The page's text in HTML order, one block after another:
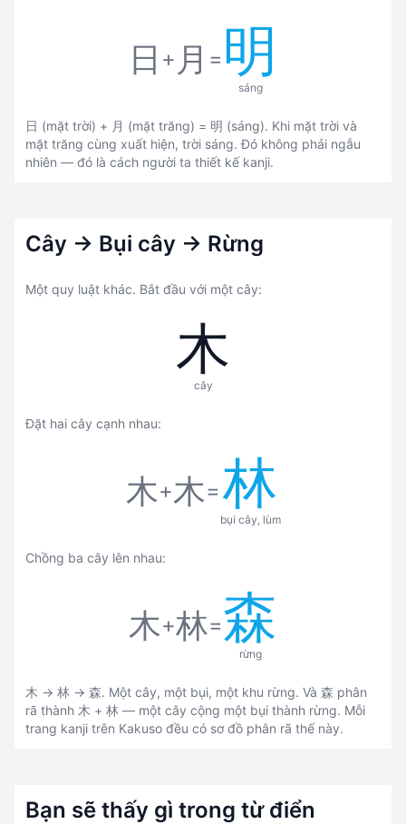
日 + 月 = 明
sáng
日 (mặt trời) + 月 (mặt trăng) = 明 (sáng). Khi mặt trời và
mặt trăng cùng xuất hiện, trời sáng. Đó không phải ngẫu
nhiên — đó là cách người ta thiết kế kanji.
Cây → Bụi cây → Rừng
Một quy luật khác. Bắt đầu với một cây:
木
cây
Đặt hai cây cạnh nhau:
木+木= 林
bụi cây, lùm
Chồng ba cây lên nhau:
木+林=森
rừng
木 → 林 → 森. Một cây, một bụi, một khu rừng. Và 森 phân
rã thành 木 + 林 — một cây cộng một bụi thành rừng. Mỗi
trang kanji trên Kakuso đều có sơ đồ phân rã thế này.
Bạn sẽ thấy gì trong từ điển